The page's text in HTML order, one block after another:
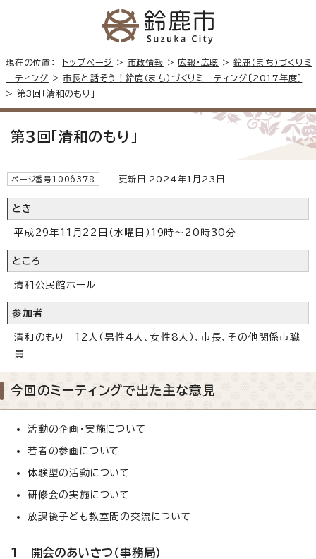
現在の位置： トップページ > 市政情報 >広報・広聴 > 鈴鹿（まち）づくりミ
ーティング >市長と話そう！鈴鹿（まち）づくりミーティング〔2017年度〕
> 第3回「清和のもり」
第3回「清和のもり」
ページ番号1006378 更新日 2024年1月23日
とき
平成29年11月22日（水曜日）19時～20時30分
ところ
清和公民館ホール
参加者
清和のもり 12人（男性4人、女性8人）、市長、その他関係市職
員
今回のミーティングで出た主な意見
活動の企画・実施について
若者の参画について
体験型の活動について
研修会の実施について
放課後子ども教室間の交流について
1 開会のあいさつ（事務局）